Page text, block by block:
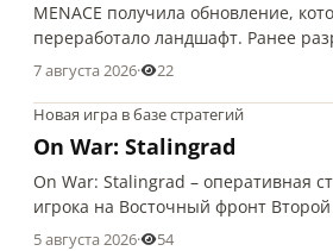
MENACE получила обновление,
переработало ландшафт. Ранее
7 августа 2026· 22
Новая игра в базе стратегий
On War: Stalingrad
On War: Stalingrad – оперативная
игрока на Восточный фронт
5 августа 2026· 54